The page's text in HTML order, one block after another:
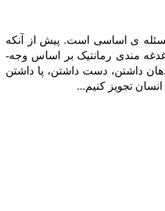
ی اساسی است. پیش از آنکه
مندی رمانتیک بر اساس وجه­
داشتن، دست داشتن، پا داشتن
تجویز کنیم...